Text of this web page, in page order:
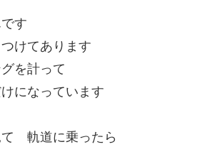
です
けてあります
を計って
になっています
て 軌道に乗ったら